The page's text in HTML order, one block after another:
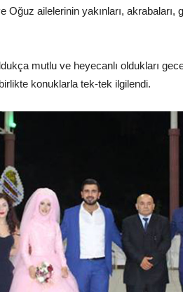
Oğuz ailelerinin yakınları,
mutlu ve heyecanlı oldukları
konuklarla tek-tek ilgilendi.